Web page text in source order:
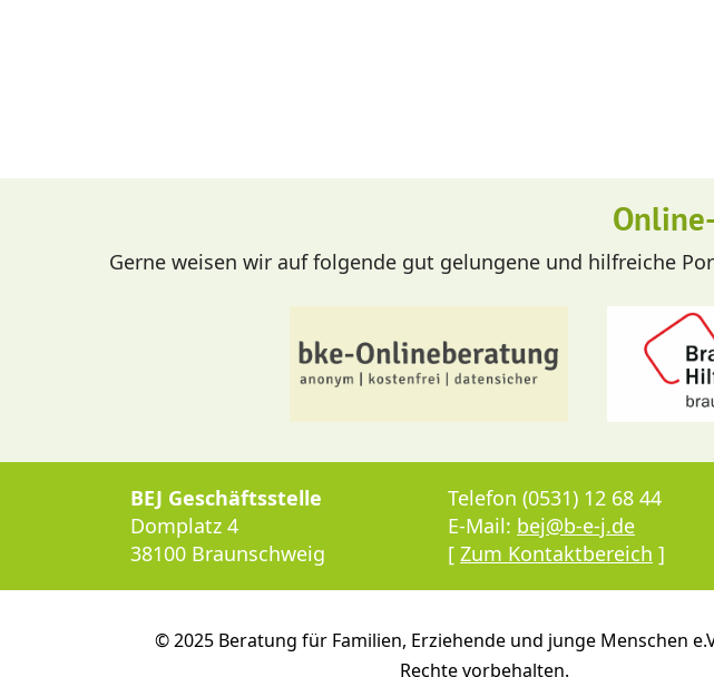
Gerne weisen wir auf folgende gut gelungene und hilfreiche
BEJ Geschäftsstelle
Domplatz 4
38100 Braunschweig
Telefon (0531) 12 68 44
E-Mail: bej@b-e-j.de
[ Zum Kontaktbereich ]
© 2025 Beratung für Familien, Erziehende und junge Menschen
Rechte vorbehalten.